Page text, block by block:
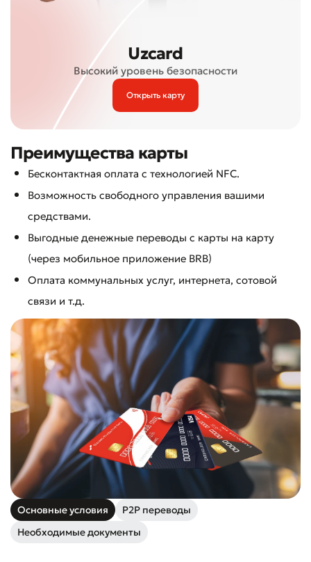
Uzcard
Высокий уровень безопасности
Открыть карту
Преимущества карты
Бесконтактная оплата с технологией NFC.
Возможность свободного управления вашими
средствами.
Выгодные денежные переводы с карты на карту
(через мобильное приложение BRB)
Оплата коммунальных услуг, интернета, сотовой
связи и т.д.
Основные условия
P2P переводы
Необходимые документы